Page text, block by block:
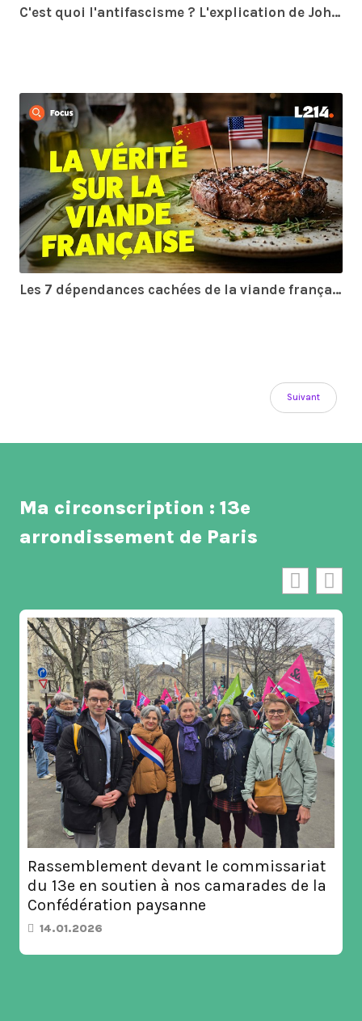
arrondissement de Paris
de la
Vœux de L’Association de Santé
du 13e arrondissement de Paris –
13.01.2026